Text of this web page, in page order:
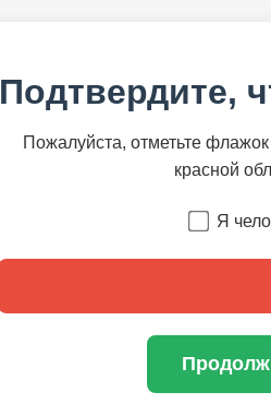
Подтвердите,
Пожалуйста, отметьте
красной
Я